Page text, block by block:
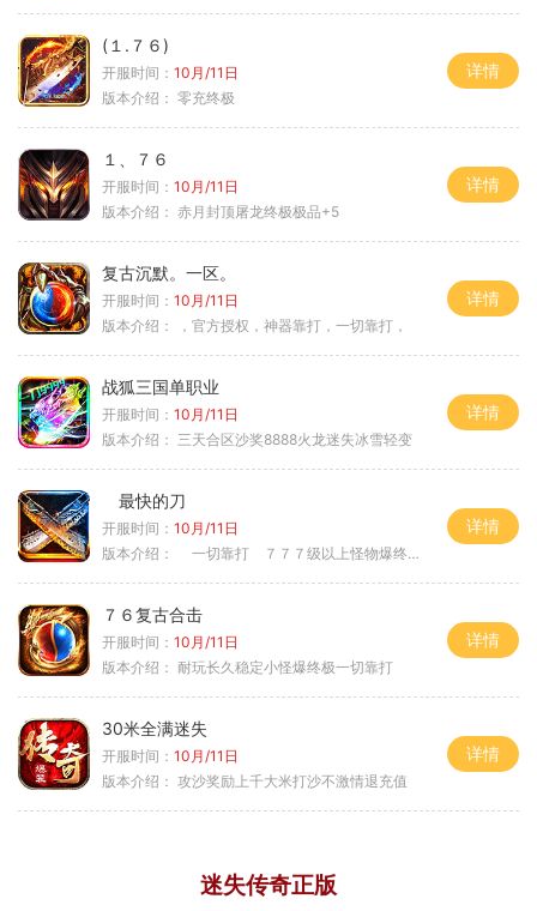
(１.７６)
开服时间： 10月/11日
版本介绍： 零充终极
详情
１、７６
开服时间： 10月/11日
版本介绍： 赤月封顶屠龙终极极品+5
详情
复古沉默。一区。
开服时间： 10月/11日
版本介绍：
，官方授权，神器靠打，一切靠打，
详情
战狐三国单职业
开服时间： 10月/11日
版本介绍： 三天合区沙奖8888火龙迷失冰雪轻变
详情
最快的刀
开服时间： 10月/11日
版本介绍：
一切靠打 ７７７级以上怪物爆终极
详情
７６复古合击
开服时间： 10月/11日
版本介绍： 耐玩长久稳定小怪爆终极一切靠打
详情
30米全满迷失
开服时间： 10月/11日
版本介绍： 攻沙奖励上千大米打沙不激情退充值
详情
迷失传奇正版